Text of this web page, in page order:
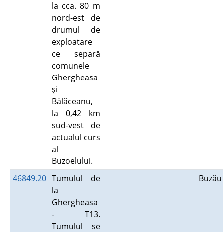
la cca. 80 m
nord-est de
drumul de
exploatare
ce separă
comunele
Ghergheasa
şi
Bălăceanu,
la 0,42 km
sud-vest de
actualul curs
al
Buzoelului.
46849.20 Tumulul de
la
Ghergheasa
- T13.
Tumulul se